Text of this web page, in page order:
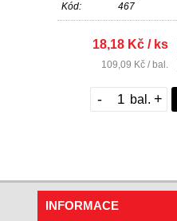
Kód: 467
18,18 Kč / ks
109,09 Kč / bal.
- +
INFORMACE